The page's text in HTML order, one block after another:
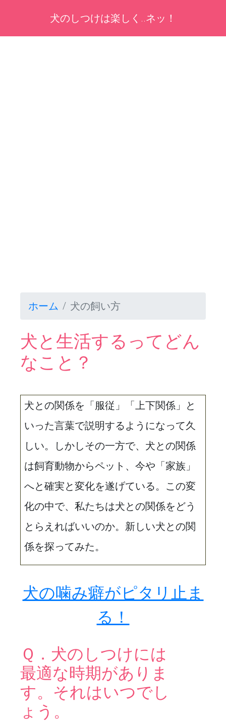
犬のしつけは楽しく..ネッ！
ホーム 犬の飼い方
犬と生活するってどん
なこと？
犬との関係を「服従」「上下関係」と
いった言葉で説明するようになって久
しい。しかしその一方で、犬との関係
は飼育動物からペット、今や「家族」
へと確実と変化を遂げている。この変
化の中で、私たちは犬との関係をどう
とらえればいいのか。新しい犬との関
係を探ってみた。
犬の噛み癖がピタリ止ま
る！
Ｑ．犬のしつけには
最適な時期がありま
す。それはいつでし
ょう。